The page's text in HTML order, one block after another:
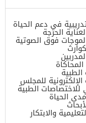
في دعم الحياة
الحرجة
فوق الصوتية
الطبية
الإلكترونية للمجلس
للاختصاصات الطبية
الحياة
والابتكار